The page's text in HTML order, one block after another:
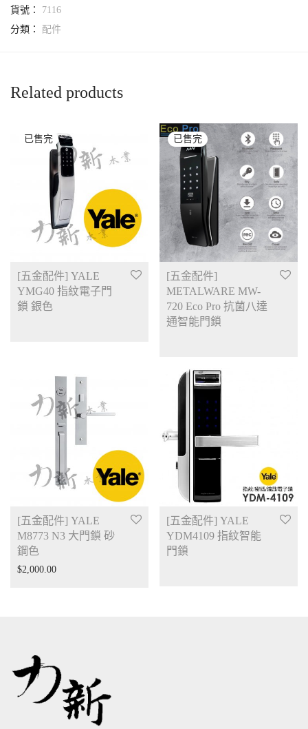
貨號： 7116
分類： 配件
Related products
[五金配件] YALE
YMG40 指紋電子門
鎖 銀色
[五金配件]
METALWARE MW-
720 Eco Pro 抗菌八達
通智能門鎖
[五金配件] YALE
M8773 N3 大門鎖 砂
鋼色
$2,000.00
[五金配件] YALE
YDM4109 指紋智能
門鎖